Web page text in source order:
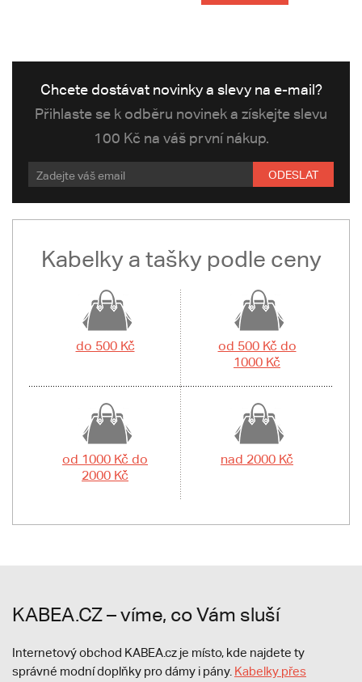
Chcete dostávat novinky a slevy na e-mail?
Přihlaste se k odběru novinek a získejte slevu
100 Kč na váš první nákup.
ODESLAT
Kabelky a tašky podle ceny
do 500 Kč
od 500 Kč do
1000 Kč
od 1000 Kč do
2000 Kč
nad 2000 Kč
KABEA.CZ – víme, co Vám sluší
Internetový obchod KABEA.cz je místo, kde najdete ty
správné modní doplňky pro dámy i pány. Kabelky přes